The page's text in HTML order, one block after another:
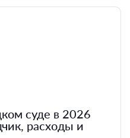
суде в 2026
расходы и